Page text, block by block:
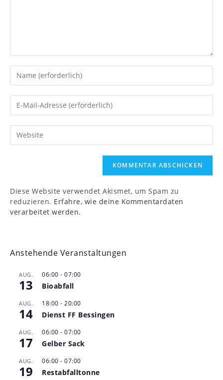
deinen
oder
Kommentieren
ein
deine
Mail-
deine
Diese Website verwendet Akismet, um Spam zu
reduzieren. Erfahre, wie deine Kommentardaten
verarbeitet werden.
Anstehende Veranstaltungen
AUG.
13
06:00 - 07:00
Bioabfall
AUG.
14
18:00 - 20:00
Dienst FF Bessingen
AUG.
17
06:00 - 07:00
Gelber Sack
AUG.
19
06:00 - 07:00
Restabfalltonne